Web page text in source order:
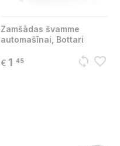
Zamšādas švamme
automašīnai, Bottari
€ 1 45 sync favorite_border